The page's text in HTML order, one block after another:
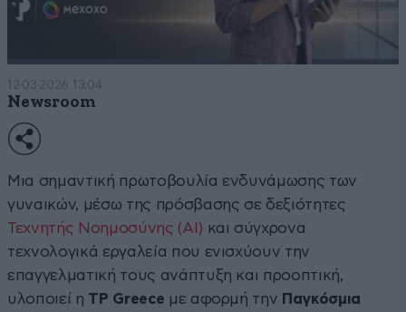
12·03·2026 13:04
Newsroom
Μια σημαντική πρωτοβουλία ενδυνάμωσης των
γυναικών, μέσω της πρόσβασης σε δεξιότητες
Τεχνητής Νοημοσύνης (AI) και σύγχρονα
τεχνολογικά εργαλεία που ενισχύουν την
επαγγελματική τους ανάπτυξη και προοπτική,
υλοποιεί η TP Greece με αφορμή την Παγκόσμια